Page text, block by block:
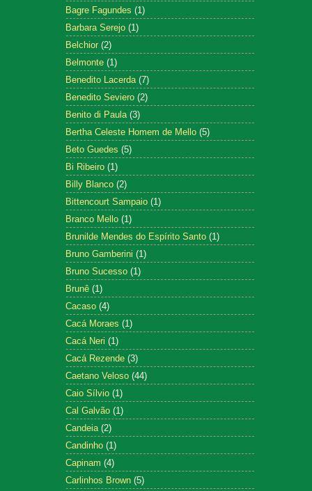
Bagre Fagundes (1)
Barbara Serejo (1)
Belchior (2)
Belmonte (1)
Benedito Lacerda (7)
Benedito Seviero (2)
Benito di Paula (3)
Bertha Celeste Homem de Mello (5)
Beto Guedes (5)
Bi Ribeiro (1)
Billy Blanco (2)
Bittencourt Sampaio (1)
Branco Mello (1)
Brunilde Mendes do Espírito Santo (1)
Bruno Gamberini (1)
Bruno Sucesso (1)
Brunê (1)
Cacaso (4)
Cacá Moraes (1)
Cacá Neri (1)
Cacá Rezende (3)
Caetano Veloso (44)
Caio Sílvio (1)
Cal Galvão (1)
Candeia (2)
Candinho (1)
Capinam (4)
Carlinhos Brown (5)